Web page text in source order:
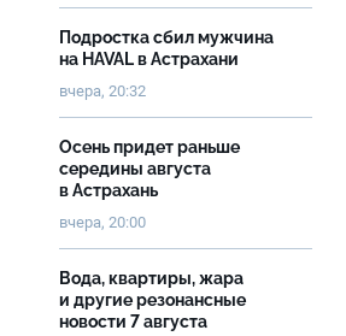
Подростка сбил мужчина
на HAVAL в Астрахани
вчера, 20:32
Осень придет раньше
середины августа
в Астрахань
вчера, 20:00
Вода, квартиры, жара
и другие резонансные
новости 7 августа